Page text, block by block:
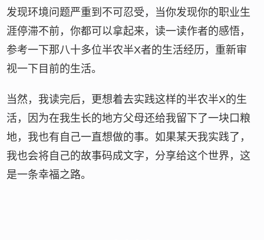
发现环境问题严重到不可忍受，当你发现你的职业生
涯停滞不前，你都可以拿起来，读一读作者的感悟，
参考一下那八十多位半农半X者的生活经历，重新审
视一下目前的生活。
当然，我读完后，更想着去实践这样的半农半X的生
活，因为在我生长的地方父母还给我留下了一块口粮
地，我也有自己一直想做的事。如果某天我实践了，
我也会将自己的故事码成文字，分享给这个世界，这
是一条幸福之路。